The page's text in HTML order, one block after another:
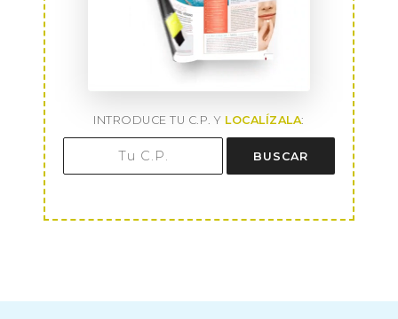
INTRODUCE TU C.P. Y LOCALÍZALA:
BUSCAR